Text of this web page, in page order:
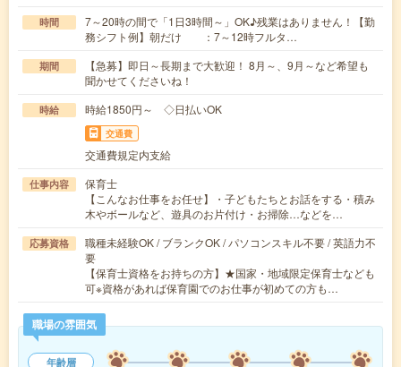
時間
7～20時の間で「1日3時間～」OK♪残業はありません！【勤
務シフト例】朝だけ ：7～12時フルタ…
期間
【急募】即日～長期まで大歓迎！ 8月～、9月～など希望も
聞かせてくださいね！
時給 時給1850円～ ◇日払いOK
交通費
交通費規定内支給
仕事内容
保育士
【こんなお仕事をお任せ】・子どもたちとお話をする・積み
木やボールなど、遊具のお片付け・お掃除…などを…
応募資格
職種未経験OK / ブランクOK / パソコンスキル不要 / 英語力不
要
【保育士資格をお持ちの方】★国家・地域限定保育士なども
可※資格があれば保育園でのお仕事が初めての方も…
職場の雰囲気
年齢層